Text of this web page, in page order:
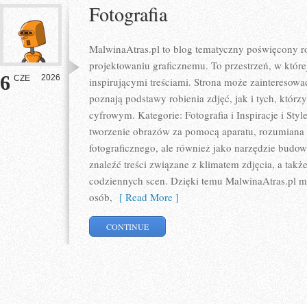
6 CZE 2026
Fotografia
MalwinaAtras.pl to blog tematyczny poświęcony
projektowaniu graficznemu. To przestrzeń, w
inspirującymi treściami. Strona może
poznają podstawy robienia zdjęć, jak i tych,
cyfrowym. Kategorie: Fotografia i Inspiracje i
tworzenie obrazów za pomocą aparatu,
fotograficznego, ale również jako narzędzie
znaleźć treści związane z klimatem zdjęcia, a
codziennych scen. Dzięki temu MalwinaAtras.pl
osób, [ Read More ]
CONTINUE